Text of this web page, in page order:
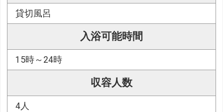
貸切風呂
入浴可能時間
15時～24時
収容人数
4人